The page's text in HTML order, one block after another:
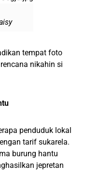
tempat foto
nikahin si
penduduk lokal
tarif sukarela.
burung hantu
jepretan